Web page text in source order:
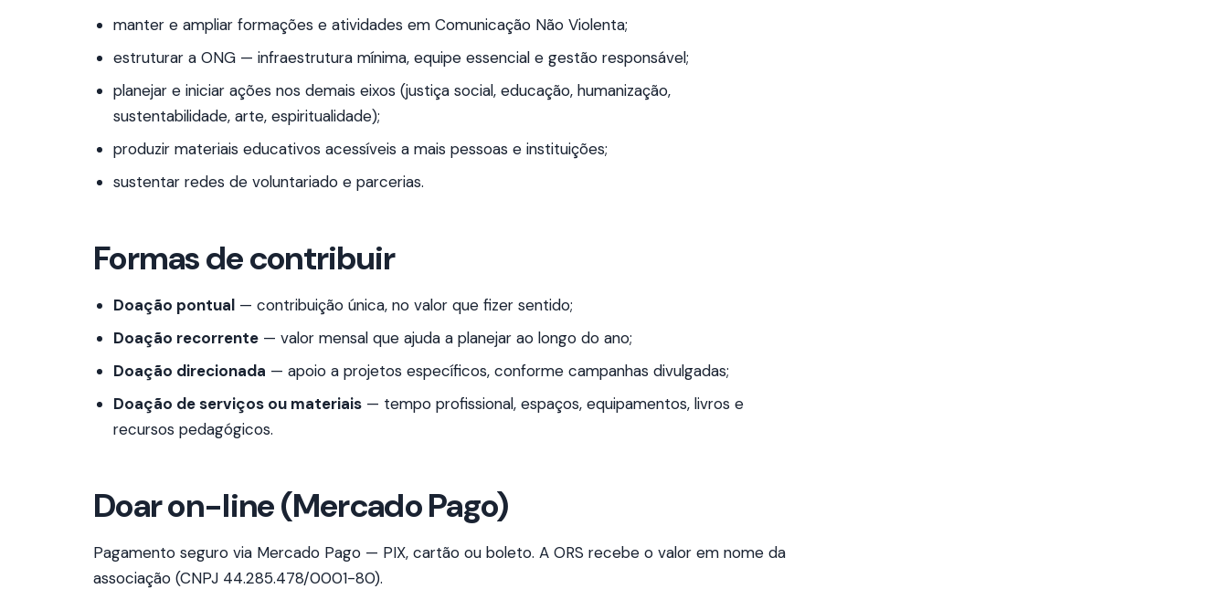
manter e ampliar formações e atividades em Comunicação Não Violenta;
estruturar a ONG — infraestrutura mínima, equipe essencial e gestão responsável;
planejar e iniciar ações nos demais eixos (justiça social, educação, humanização,
sustentabilidade, arte, espiritualidade);
produzir materiais educativos acessíveis a mais pessoas e instituições;
sustentar redes de voluntariado e parcerias.
Formas de contribuir
Doação pontual— contribuição única, no valor que fizer sentido;
Doação recorrente— valor mensal que ajuda a planejar ao longo do ano;
Doação direcionada — apoio a projetos específicos, conforme campanhas divulgadas;
Doação de serviços ou materiais— tempo profissional, espaços, equipamentos, livros e
recursos pedagógicos.
Doar on-line (Mercado Pago)
Pagamento seguro via Mercado Pago — PIX, cartão ou boleto. A ORS recebe o valor em nome da
associação (CNPJ 44.285.478/0001-80).